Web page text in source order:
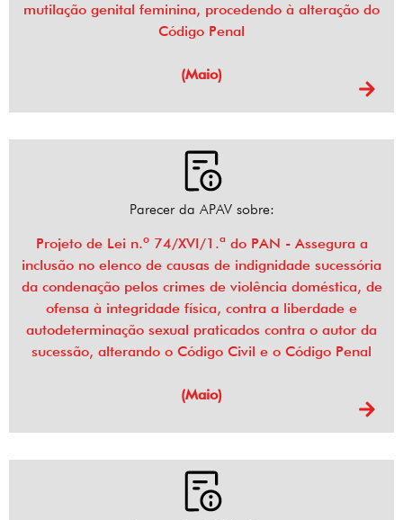
mutilação genital feminina, procedendo à alteração do
Código Penal
(Maio)
Parecer da APAV sobre:
Projeto de Lei n.º 74/XVI/1.ª do PAN - Assegura a
inclusão no elenco de causas de indignidade sucessória
da condenação pelos crimes de violência doméstica, de
ofensa à integridade física, contra a liberdade e
autodeterminação sexual praticados contra o autor da
sucessão, alterando o Código Civil e o Código Penal
(Maio)